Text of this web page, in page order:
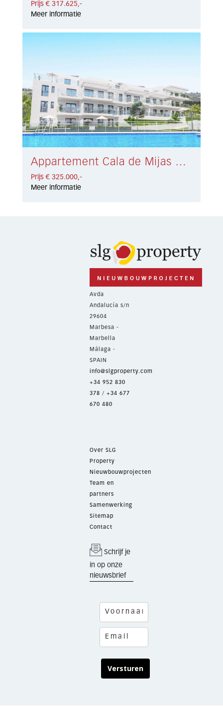
Prijs € 317.625,-
Meer informatie
Appartement Cala de Mijas € 325.000,-
Prijs € 325.000,-
Meer informatie
Avda
Andalucía s/n
29604
Marbesa -
Marbella
Málaga -
SPAIN
info@slgproperty.com
+34 952 830
378 / +34 677
670 480
Over SLG
Property
Nieuwbouwprojecten
Team en
partners
Samenwerking
Sitemap
Contact
Schrijf je
in op onze
nieuwsbrief
Versturen